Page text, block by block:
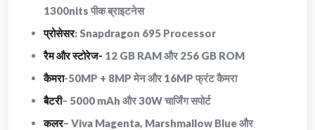
1300nits पीक ब्राइटनेस
प्रोसेसर: Snapdragon 695 Processor
रैम और स्टोरेज- 12 GB RAM और 256 GB ROM
कैमरा-50MP + 8MP मेन और 16MP फ्रंट कैमरा
बैटरी– 5000 mAh और 30W चार्जिंग सपोर्ट
कलर– Viva Magenta, Marshmallow Blue और